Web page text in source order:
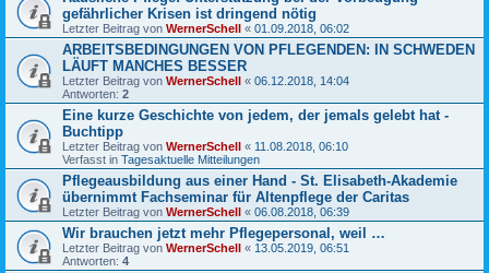
gefährlicher Krisen ist dringend nötig
Letzter Beitrag von WernerSchell « 01.09.2018, 06:02
ARBEITSBEDINGUNGEN VON PFLEGENDEN: IN SCHWEDEN
LÄUFT MANCHES BESSER
Letzter Beitrag von WernerSchell « 06.12.2018, 14:04
Antworten: 2
Eine kurze Geschichte von jedem, der jemals gelebt hat -
Buchtipp
Letzter Beitrag von WernerSchell « 11.08.2018, 06:10
Verfasst in Tagesaktuelle Mitteilungen
Pflegeausbildung aus einer Hand - St. Elisabeth-Akademie
übernimmt Fachseminar für Altenpflege der Caritas
Letzter Beitrag von WernerSchell « 06.08.2018, 06:39
Wir brauchen jetzt mehr Pflegepersonal, weil …
Letzter Beitrag von WernerSchell « 13.05.2019, 06:51
Antworten: 4